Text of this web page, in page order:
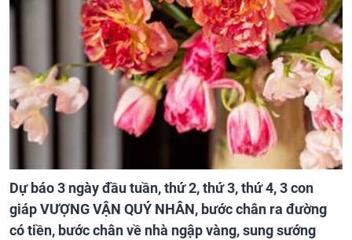
Dự báo 3 ngày đầu tuần, thứ 2, thứ 3, thứ 4, 3 con
giáp VƯỢNG VẬN QUÝ NHÂN, bước chân ra đường
có tiền, bước chân về nhà ngập vàng, sung sướng